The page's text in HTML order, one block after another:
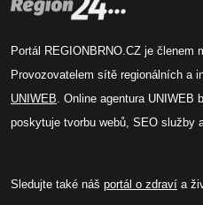
Portál REGIONBRNO.CZ je členem
Provozovatelem sítě regionálních a
UNIWEB . Online agentura
poskytuje tvorbu webů, SEO služby
Sledujte také náš portál o zdraví a